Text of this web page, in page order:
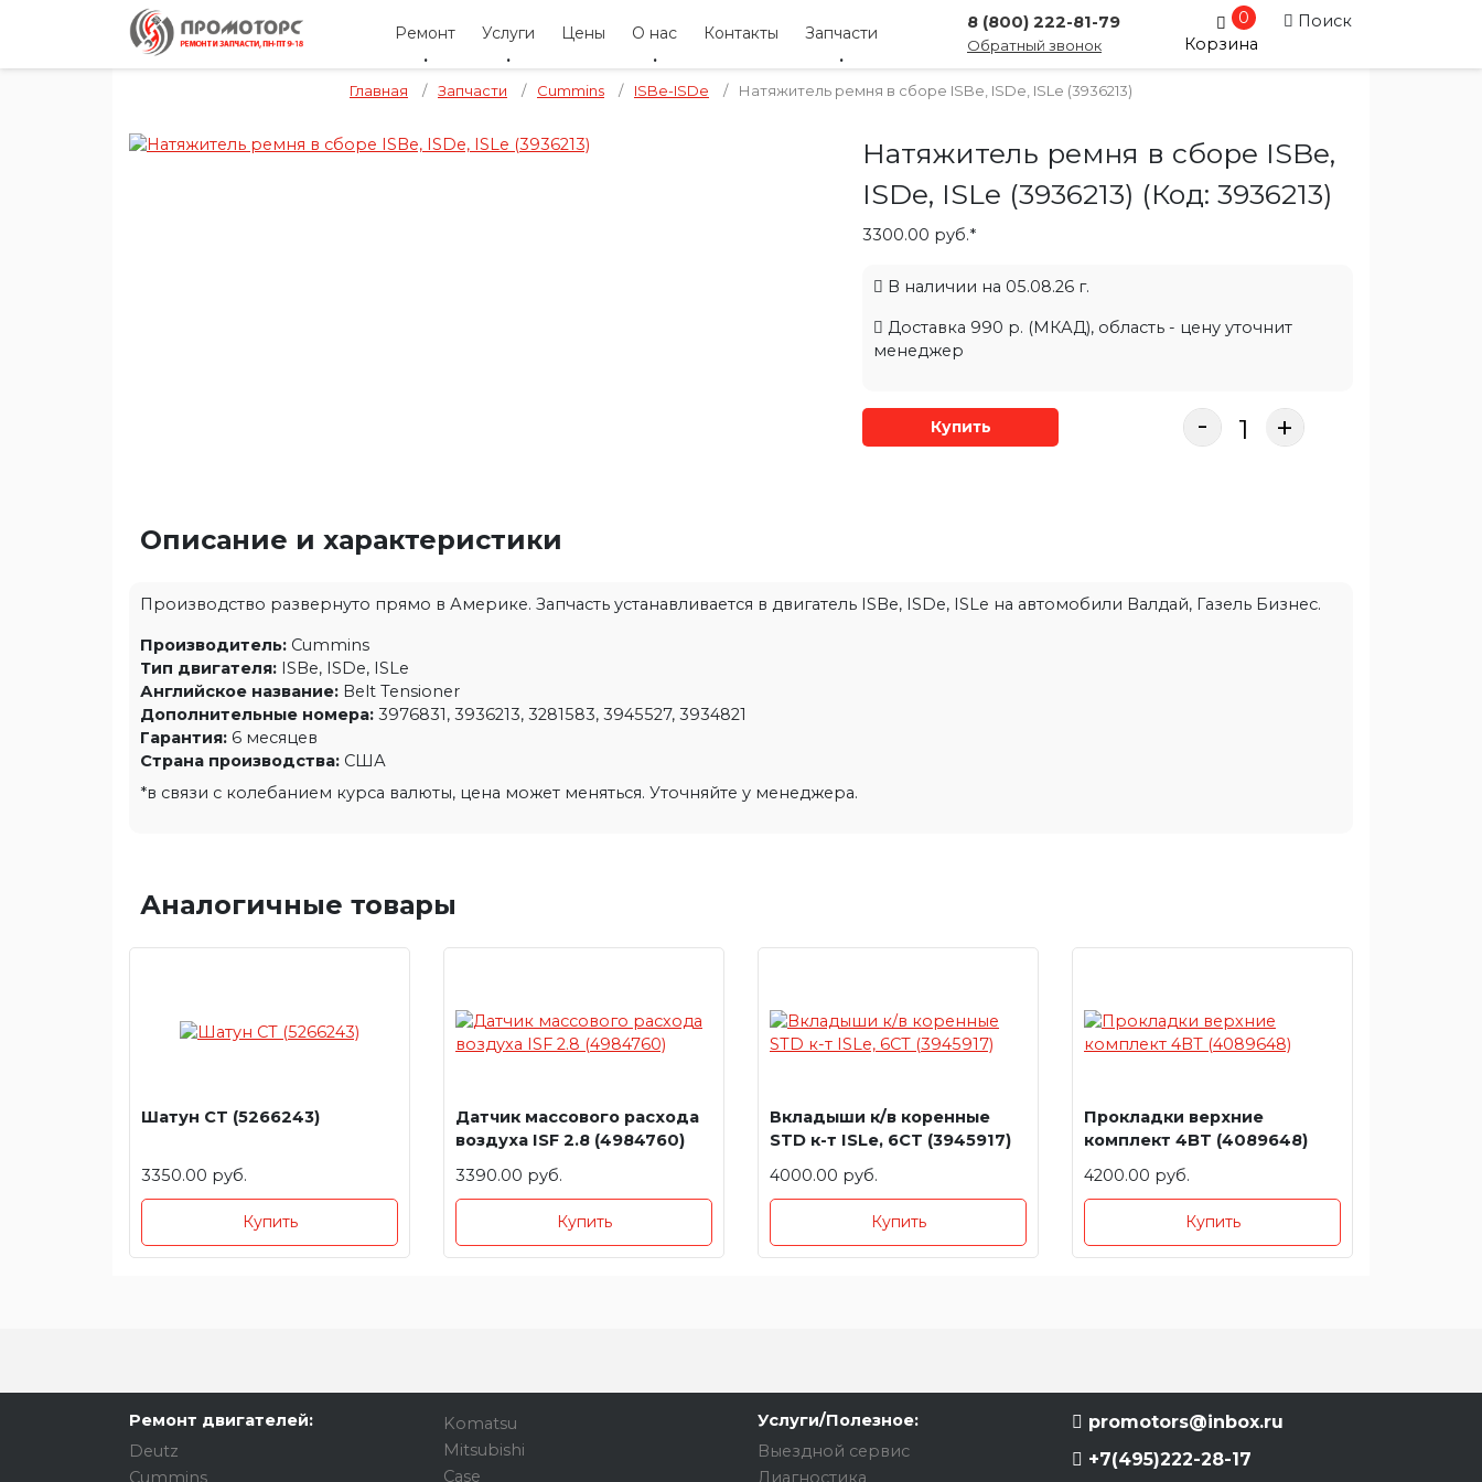
Ремонт Услуги Цены О нас Контакты Запчасти
8 (800) 222-81-79
Обратный звонок
0
Корзина
Поиск
Главная / Запчасти / Cummins / ISBe-ISDe / Натяжитель ремня в сборе ISBe, ISDe, ISLe (3936213)
Натяжитель ремня в сборе ISBe,
ISDe, ISLe (3936213) (Код: 3936213)
3300.00 руб.*
В наличии на 05.08.26 г.
Доставка 990 р. (МКАД), область - цену уточнит
менеджер
Купить - +
Описание и характеристики
Производство развернуто прямо в Америке. Запчасть устанавливается в двигатель ISBe, ISDe, ISLe на автомобили Валдай, Газель Бизнес.
Производитель: Cummins
Тип двигателя: ISBe, ISDe, ISLe
Английское название: Belt Tensioner
Дополнительные номера: 3976831, 3936213, 3281583, 3945527, 3934821
Гарантия: 6 месяцев
Страна производства: США
*в связи с колебанием курса валюты, цена может меняться. Уточняйте у менеджера.
Аналогичные товары
Шатун CT (5266243)
3350.00 руб.
Купить
Датчик массового расхода
воздуха ISF 2.8 (4984760)
3390.00 руб.
Купить
Вкладыши к/в коренные
STD к-т ISLe, 6CT (3945917)
4000.00 руб.
Купить
Прокладки верхние
комплект 4BT (4089648)
4200.00 руб.
Купить
Ремонт двигателей:
Deutz
Cummins
Komatsu
Mitsubishi
Case
Услуги/Полезное:
Выездной сервис
Диагностика
promotors@inbox.ru
+7(495)222-28-17